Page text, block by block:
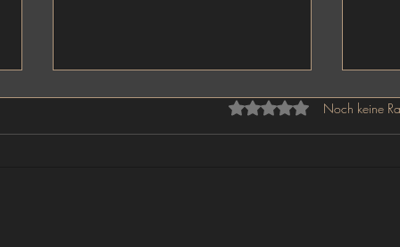
Mit 0 von 5 Sternen
Noch keine